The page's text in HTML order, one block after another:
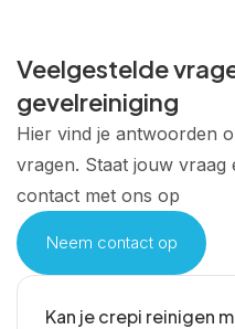
Veelgestelde
gevelreiniging
Hier vind je antwoorden
vragen. Staat jouw vraag
contact met ons op
Neem contact op
Kan je crepi reinigen